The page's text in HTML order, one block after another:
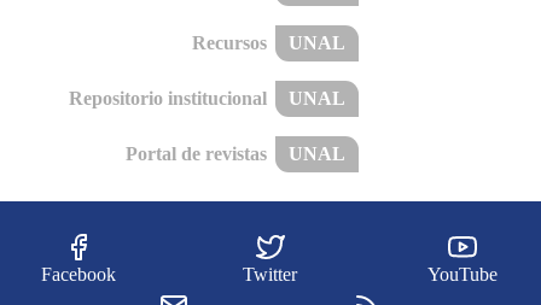
Recursos UNAL
Repositorio institucional UNAL
Portal de revistas UNAL
Facebook Twitter YouTube